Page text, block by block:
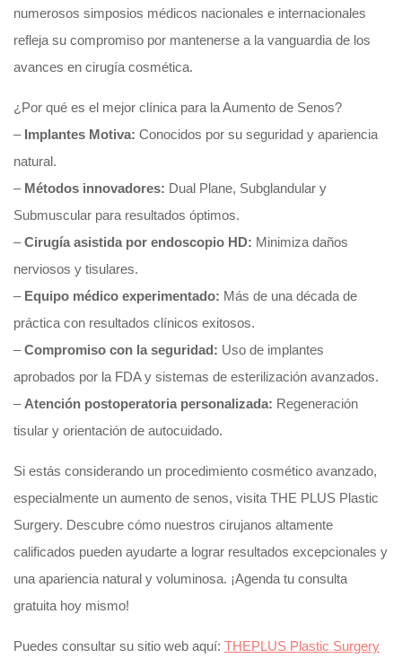
numerosos simposios médicos nacionales e internacionales
refleja su compromiso por mantenerse a la vanguardia de los
avances en cirugía cosmética.
¿Por qué es el mejor clínica para la Aumento de Senos?
– Implantes Motiva: Conocidos por su seguridad y apariencia
natural.
– Métodos innovadores: Dual Plane, Subglandular y
Submuscular para resultados óptimos.
–Cirugía asistida por endoscopio HD: Minimiza daños
nerviosos y tisulares.
– Equipo médico experimentado: Más de una década de
práctica con resultados clínicos exitosos.
–Compromiso con la seguridad: Uso de implantes
aprobados por la FDA y sistemas de esterilización avanzados.
– Atención postoperatoria personalizada: Regeneración
tisular y orientación de autocuidado.
Si estás considerando un procedimiento cosmético avanzado,
especialmente un aumento de senos, visita THE PLUS Plastic
Surgery. Descubre cómo nuestros cirujanos altamente
calificados pueden ayudarte a lograr resultados excepcionales y
una apariencia natural y voluminosa. ¡Agenda tu consulta
gratuita hoy mismo!
Puedes consultar su sitio web aquí: THEPLUS Plastic Surgery